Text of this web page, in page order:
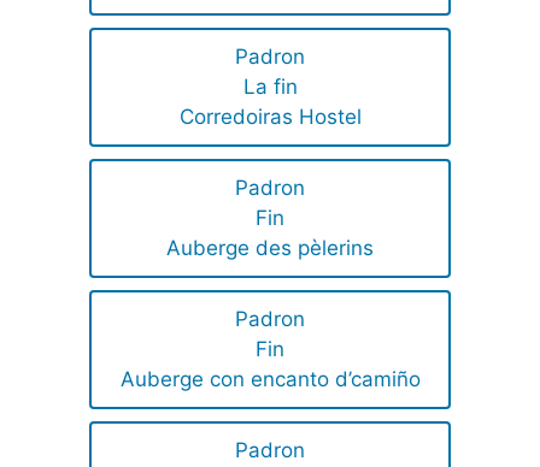
Padron
La fin
Corredoiras Hostel
Padron
Fin
Auberge des pèlerins
Padron
Fin
Auberge con encanto d’camiño
Padron